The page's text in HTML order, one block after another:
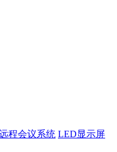
程会议系统 LED显示屏